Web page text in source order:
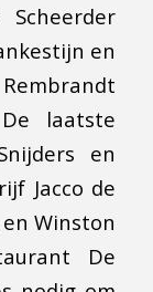
en
laatste
en
Jacco de
Winston
De